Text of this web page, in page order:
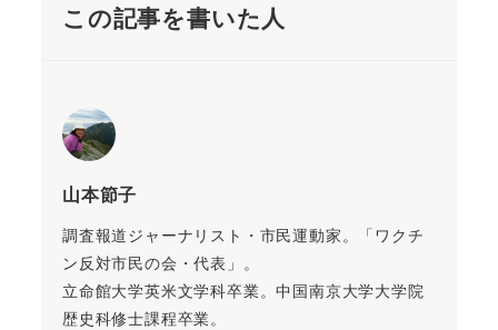
この記事を書いた人
山本節子
調査報道ジャーナリスト・市民運動家。「ワクチ
ン反対市民の会・代表」。
立命館大学英米文学科卒業。中国南京大学大学院
歴史科修士課程卒業。